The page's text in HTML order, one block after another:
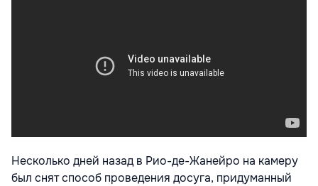
Несколько дней назад в Рио-де-Жанейро на камеру
был снят способ проведения досуга, придуманный